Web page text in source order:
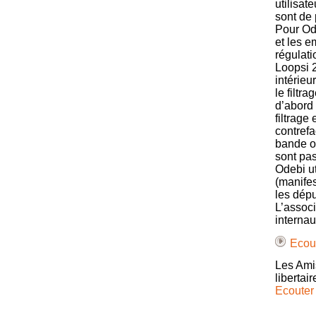
sont de
Pour
et les
Loopsi
le
filtrage
bande
sont
Odebi
les
Les